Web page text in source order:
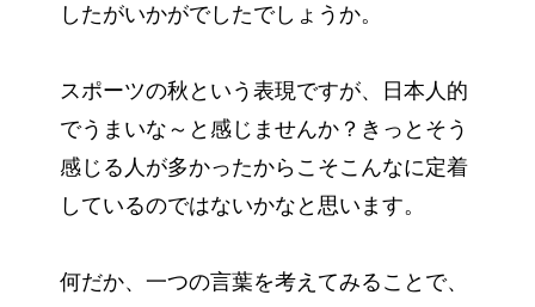
したがいかがでしたでしょうか。
スポーツの秋という表現ですが、日本人的
でうまいな～と感じませんか？きっとそう
感じる人が多かったからこそこんなに定着
しているのではないかなと思います。
何だか、一つの言葉を考えてみることで、